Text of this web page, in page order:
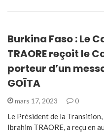
Burkina Faso : Le
TRAORE reçoit le
porteur d’un
GOÏTA
mars 17, 2023 0
Le Président de la
Ibrahim TRAORE, a reçu en